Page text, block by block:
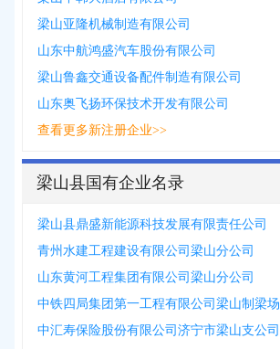
梁山亚隆机械制造有限公司
山东中航鸿盛汽车股份有限公司
梁山鲁鑫交通设备配件制造有限公司
山东奥飞扬环保技术开发有限公司
查看更多新注册企业>>
梁山县国有企业名录
梁山县鼎盛新能源科技发展有限责任公司
青州水建工程建设有限公司梁山分公司
山东黄河工程集团有限公司梁山分公司
中铁四局集团第一工程有限公司梁山制梁场
中汇寿保险股份有限公司济宁市梁山支公司